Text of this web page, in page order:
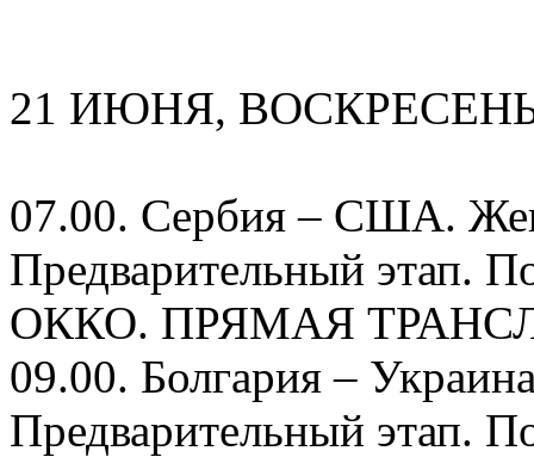
21 ИЮНЯ,
07.00. Сербия – США.
Предварительный этап.
ОККО. ПРЯМАЯ
09.00. Болгария –
Предварительный этап.